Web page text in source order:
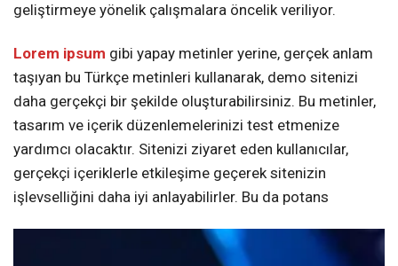
geliştirmeye yönelik çalışmalara öncelik veriliyor.
Lorem ipsum gibi yapay metinler yerine, gerçek anlam
taşıyan bu Türkçe metinleri kullanarak, demo sitenizi
daha gerçekçi bir şekilde oluşturabilirsiniz. Bu metinler,
tasarım ve içerik düzenlemelerinizi test etmenize
yardımcı olacaktır. Sitenizi ziyaret eden kullanıcılar,
gerçekçi içeriklerle etkileşime geçerek sitenizin
işlevselliğini daha iyi anlayabilirler. Bu da potans